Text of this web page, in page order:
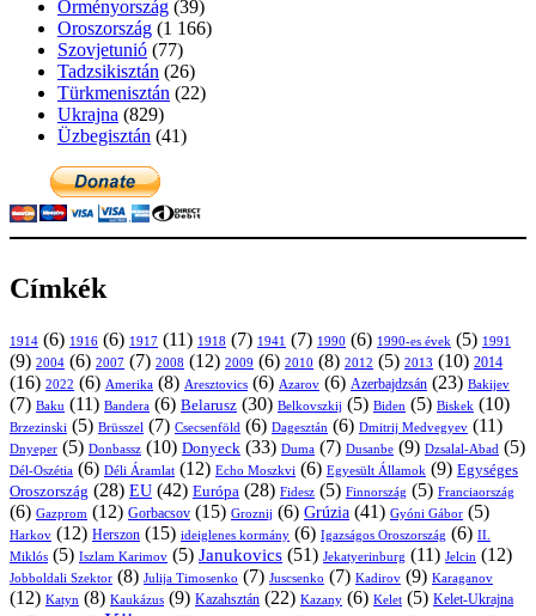
Örményország (39)
Oroszország (1 166)
Szovjetunió (77)
Tadzsikisztán (26)
Türkmenisztán (22)
Ukrajna (829)
Üzbegisztán (41)
Címkék
1914 (6) 1916 (6) 1917 (11) 1918 (7) 1941 (7) 1990 (6) 1990-es évek (5) 1991
(9) 2004 (6) 2007 (7) 2008 (12) 2009 (6) 2010 (8) 2012 (5) 2013 (10) 2014
(16) 2022 (6) Amerika (8) Aresztovics (6) Azarov (6) Azerbajdzsán (23) Bakijev
(7) Baku (11) Bandera (6) Belarusz (30) Belkovszkij (5) Biden (5) Biskek (10)
Brzezinski (5) Brüsszel (7) Csecsenföld (6) Dagesztán (6) Dmitrij Medvegyev (11)
Dnyeper (5) Donbassz (10) Donyeck (33) Duma (7) Dusanbe (9) Dzsalal-Abad (5)
Dél-Oszétia (6) Déli Áramlat (12) Echo Moszkvi (6) Egyesült Államok (9) Egységes
Oroszország (28) EU (42) Európa (28) Fidesz (5) Finnország (5) Franciaország
(6) Gazprom (12) Gorbacsov (15) Groznij (6) Grúzia (41) Gyóni Gábor (5)
Harkov (12) Herszon (15) ideiglenes kormány (6) Igazságos Oroszország (6) II.
Miklós (5) Iszlam Karimov (5) Janukovics (51) Jekatyerinburg (11) Jelcin (12)
Jobboldali Szektor (8) Julija Timosenko (7) Juscsenko (7) Kadirov (9) Karaganov
(12) Katyn (8) Kaukázus (9) Kazahsztán (22) Kazany (6) Kelet (5) Kelet-Ukrajna